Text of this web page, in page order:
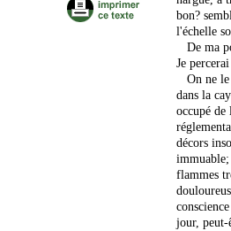
bon?
l'échelle
De ma
Je
On ne le
dans la
occupé de
décors
immuable;
flammes
jour, peut-